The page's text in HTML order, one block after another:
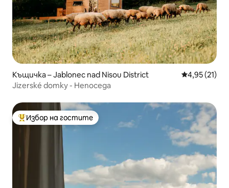
Къщичка – Jablonec nad Nisou District Средна
4,95 (21)
Jizerské domky - Непоседа
Най-популярен избор на гостите
Избор на гостите